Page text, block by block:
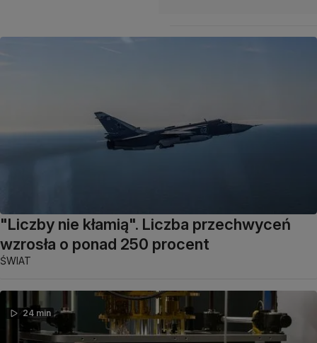
"Liczby nie kłamią". Liczba przechwyceń
wzrosła o ponad 250 procent
ŚWIAT
24 min